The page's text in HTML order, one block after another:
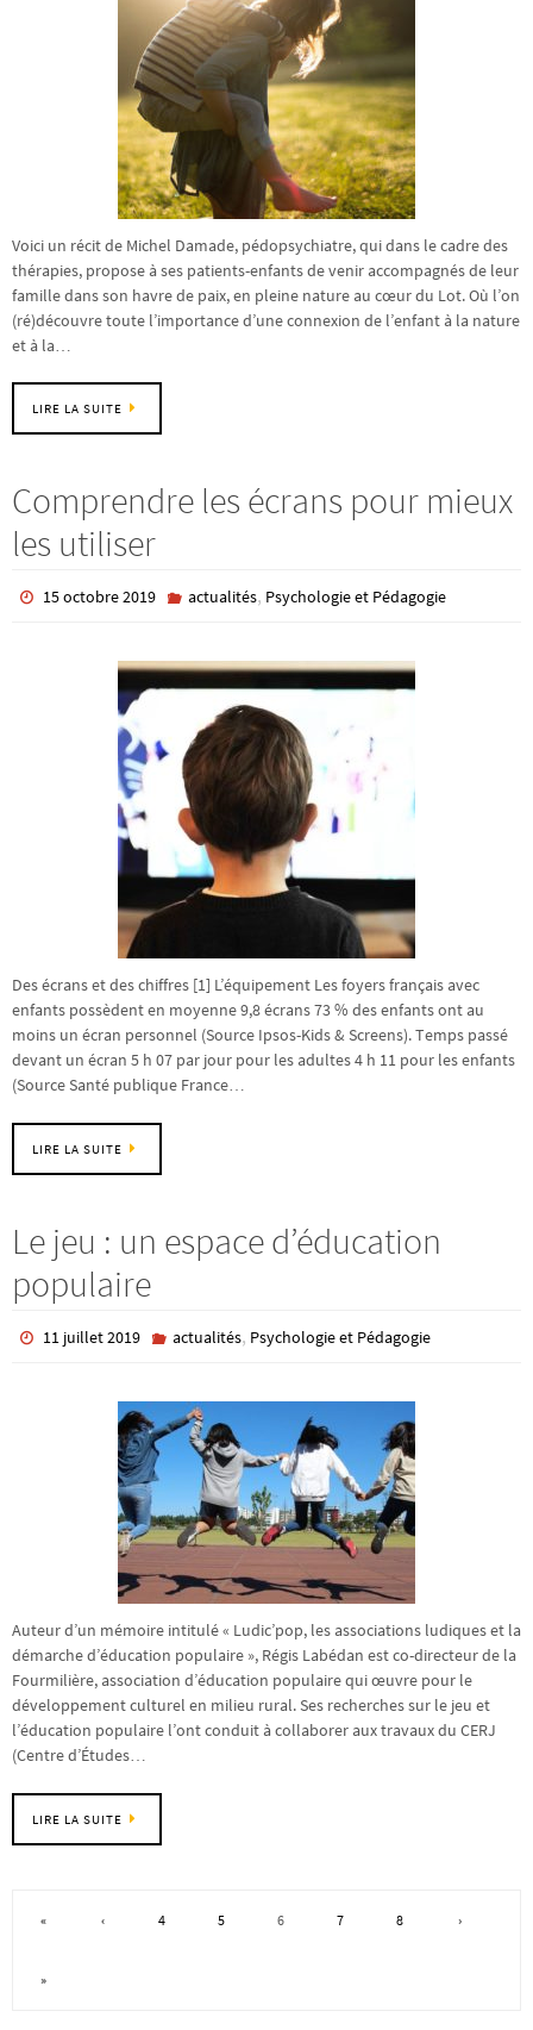
Voici un récit de Michel Damade, pédopsychiatre, qui dans le cadre des
thérapies, propose à ses patients-enfants de venir accompagnés de leur
famille dans son havre de paix, en pleine nature au cœur du Lot. Où l’on
(ré)découvre toute l’importance d’une connexion de l’enfant à la nature
et à la…
LIRE LA SUITE
Comprendre les écrans pour mieux
les utiliser
15 octobre 2019 actualités, Psychologie et Pédagogie
Des écrans et des chiffres [1] L’équipement Les foyers français avec
enfants possèdent en moyenne 9,8 écrans 73 % des enfants ont au
moins un écran personnel (Source Ipsos-Kids & Screens). Temps passé
devant un écran 5 h 07 par jour pour les adultes 4 h 11 pour les enfants
(Source Santé publique France…
LIRE LA SUITE
Le jeu : un espace d’éducation
populaire
11 juillet 2019 actualités, Psychologie et Pédagogie
Auteur d’un mémoire intitulé « Ludic’pop, les associations ludiques et la
démarche d’éducation populaire », Régis Labédan est co-directeur de la
Fourmilière, association d’éducation populaire qui œuvre pour le
développement culturel en milieu rural. Ses recherches sur le jeu et
l’éducation populaire l’ont conduit à collaborer aux travaux du CERJ
(Centre d’Études…
LIRE LA SUITE
« ‹ 4 5 6 7 8 ›
»